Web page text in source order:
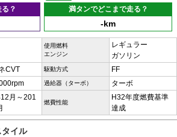
？
満タンでどこまで走る？
-km
使用燃料
エンジン
レギュラー
ガソリン
CVT 駆動方式 FF
過給器（ターボ） ターボ
月～201
燃費性能
H32年度燃費基準
達成
イル